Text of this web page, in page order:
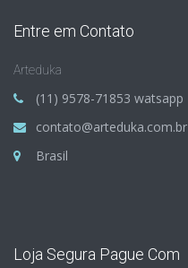
Entre em Contato
Arteduka
(11) 9578-71853 watsapp
contato@arteduka.com.br
Brasil
Loja Segura Pague Com